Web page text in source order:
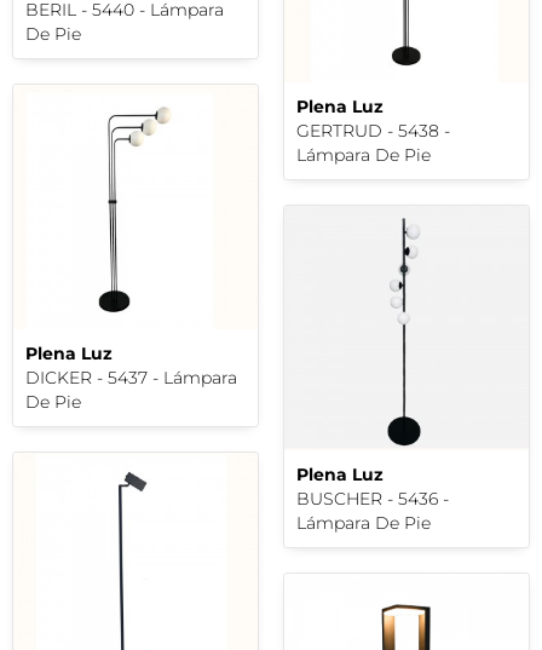
BERIL - 5440 - Lámpara
De Pie
Plena Luz
GERTRUD - 5438 -
Lámpara De Pie
Plena Luz
DICKER - 5437 - Lámpara
De Pie
Plena Luz
BUSCHER - 5436 -
Lámpara De Pie